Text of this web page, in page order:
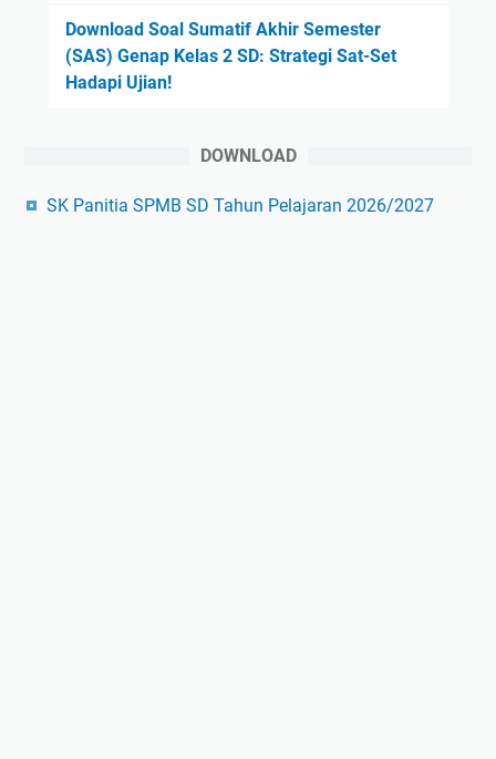
Download Soal Sumatif Akhir Semester
(SAS) Genap Kelas 2 SD: Strategi Sat-Set
Hadapi Ujian!
DOWNLOAD
SK Panitia SPMB SD Tahun Pelajaran 2026/2027